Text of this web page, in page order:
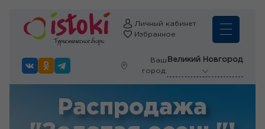
Личный кабинет
Избранное
Ваш
город:
Великий Новгород
Распродажа